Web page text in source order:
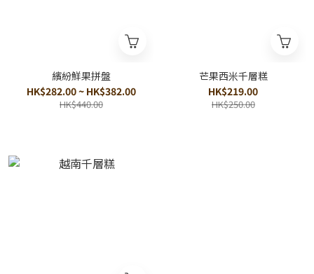
繽紛鮮果拼盤
HK$282.00 ~ HK$382.00
HK$440.00
芒果西米千層糕
HK$219.00
HK$250.00